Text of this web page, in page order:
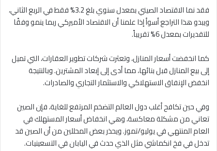
فقد نما الاقتصاد الصيني بمعدل سنوي بلغ 3.2% فقط في الربع الثاني،
ويبدو هذا التراجع أسوأ إذا علمنا أن الاقتصاد الأميركي ربما ينمو وفقًا
للتقديرات بمعدل 6% تقريباً.
كما انخفضت أسعار المنازل، وتعثرت شركات تطوير العقارات، التي تميل
إلى بيع المنازل قبل بنائها، مما أدى إلى إبعاد المشترين. وبالنتيجة
انخفض الإنفاق الاستهلاكي والاستثمار التجاري والصادرات.
وفي حين تكافح أغلب دول العالم التضخم المرتفع للغاية، فإن الصين
تعاني من مشكلة معاكسة، وهي انخفاض أسعار المستهلك في
العام المنتهي في يوليو/تموز. ويحذر بعض المحللين من أن الصين قد
تدخل في فخ انكماشي مثل الذي حدث في اليابان في التسعينيات.